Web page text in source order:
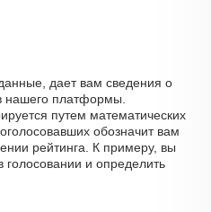
дает вам сведения о
нашего платформы.
путем математических
обозначит вам
рейтинга. К примеру, вы
голосовании и определить